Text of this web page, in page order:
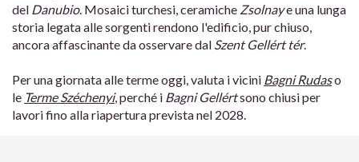
del Danubio. Mosaici turchesi, ceramiche Zsolnaye una lunga
storia legata alle sorgenti rendono l'edificio, pur chiuso,
ancora affascinante da osservare dal Szent Gellért tér.
Per una giornata alle terme oggi, valuta i vicini Bagni Rudaso
le Terme Széchenyi, perché i Bagni Gellértsono chiusi per
lavori fino alla riapertura prevista nel 2028.